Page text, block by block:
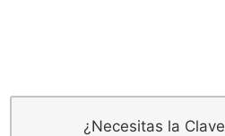
¿Necesitas la Clave